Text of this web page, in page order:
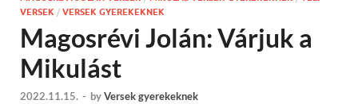
VERSEK / VERSEK GYEREKEKNEK
Magosrévi Jolán: Várjuk a
Mikulást
2022.11.15. - byVersek gyerekeknek